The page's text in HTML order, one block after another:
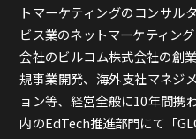
トマーケティングのコンサル
ビス業のネットマーケティン
会社のビルコム株式会社の創
規事業開発、海外支社マネジ
ョン等、経営全般に10年間携
内のEdTech推進部門にて「